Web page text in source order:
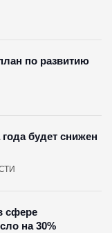
по развитию
будет снижен
сфере
на 30%